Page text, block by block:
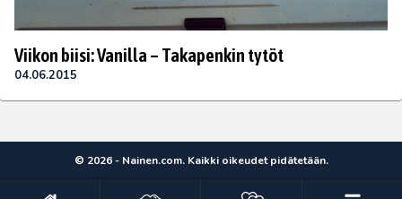
Viikon biisi: Vanilla – Takapenkin tytöt
04.06.2015
© 2026 - Nainen.com. Kaikki oikeudet pidätetään.